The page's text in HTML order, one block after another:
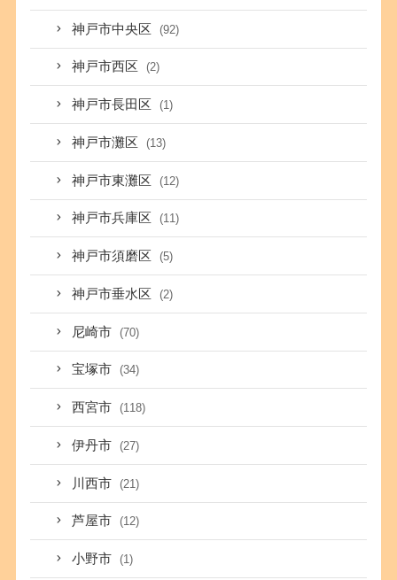
神戸市中央区 (92)
神戸市西区 (2)
神戸市長田区 (1)
神戸市灘区 (13)
神戸市東灘区 (12)
神戸市兵庫区 (11)
神戸市須磨区 (5)
神戸市垂水区 (2)
尼崎市 (70)
宝塚市 (34)
西宮市 (118)
伊丹市 (27)
川西市 (21)
芦屋市 (12)
小野市 (1)